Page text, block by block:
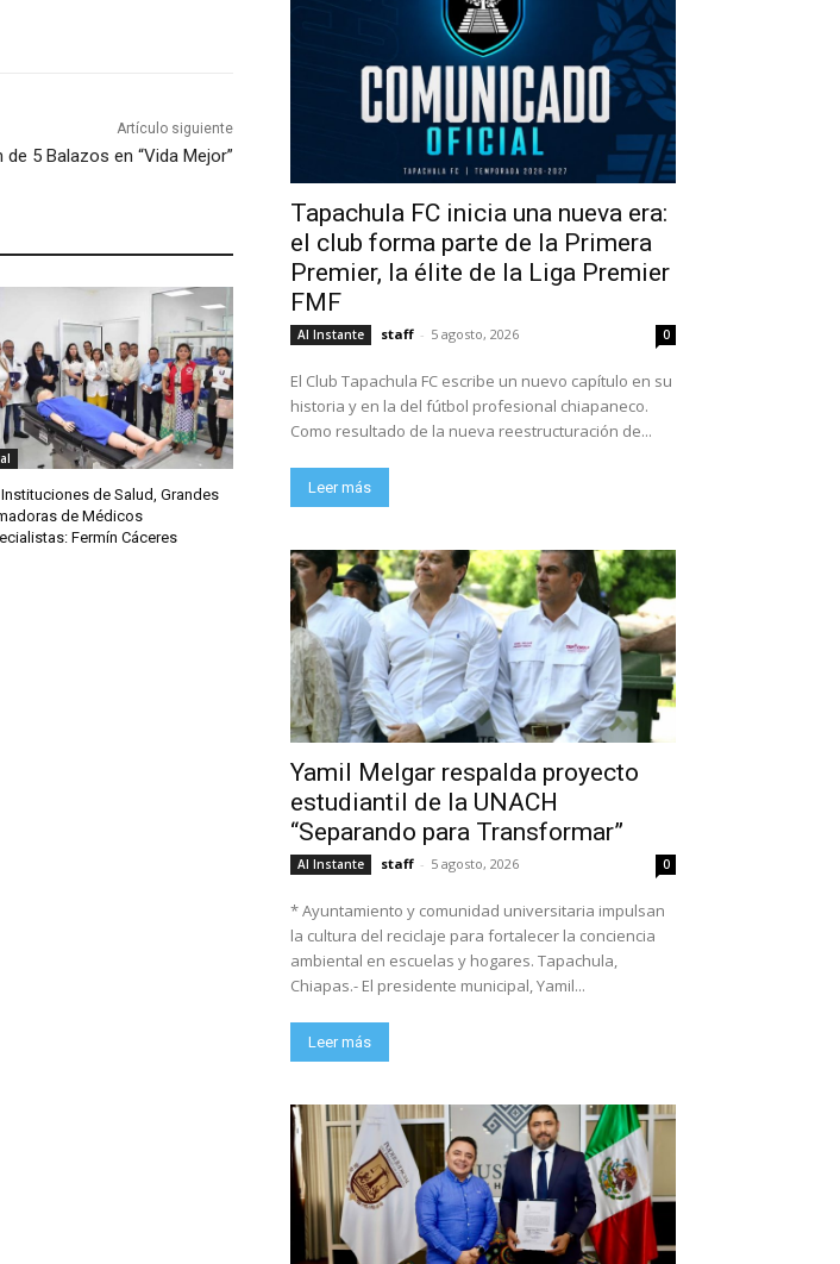
Artículo siguiente
de 5 Balazos en “Vida Mejor”
de Salud, Grandes
de Médicos
Fermín Cáceres
Tapachula FC inicia una nueva era:
el club forma parte de la Primera
Premier, la élite de la Liga Premier
FMF
Al Instante staff - 5 agosto, 2026 0
El Club Tapachula FC escribe un nuevo capítulo en su
historia y en la del fútbol profesional chiapaneco.
Como resultado de la nueva reestructuración de...
Leer más
Yamil Melgar respalda proyecto
estudiantil de la UNACH
“Separando para Transformar”
Al Instante staff - 5 agosto, 2026 0
* Ayuntamiento y comunidad universitaria impulsan
la cultura del reciclaje para fortalecer la conciencia
ambiental en escuelas y hogares. Tapachula,
Chiapas.- El presidente municipal, Yamil...
Leer más